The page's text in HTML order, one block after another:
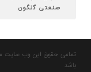
صنعتی گلگون
تمامی حقوق این وب سایت
باشد